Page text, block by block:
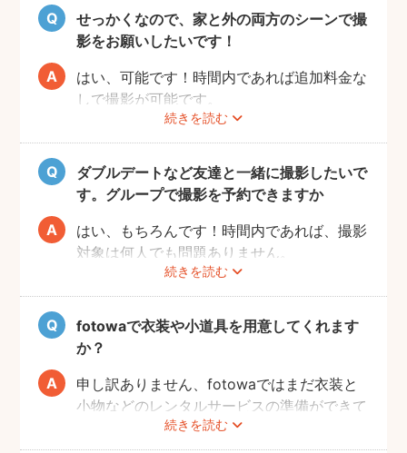
お願いいたします。
また、有料施設の場合、フォトグラファーの
入場費などはお客様のご負担となりますので
ご了承ください。
せっかくなので、家と外の両方のシーンで撮
影をお願いしたいです！
続きを読む
はい、可能です！時間内であれば追加料金な
しで撮影が可能です。
撮影をスムーズに進行させるために、事前に
その旨をフォトグラファーにお伝えいただけ
ると幸いです。
ダブルデートなど友達と一緒に撮影したいで
す。グループで撮影を予約できますか
続きを読む
はい、もちろんです！時間内であれば、撮影
対象は何人でも問題ありません。
追加料金も一切なしで、ご友人と一緒に撮影
をお楽しみいただけます。
fotowaで衣装や小道具を用意してくれます
か？
続きを読む
申し訳ありません、fotowaではまだ衣装と
小物などのレンタルサービスの準備ができて
おりませんので、お客様ご自身にご用意をお
願いしております。